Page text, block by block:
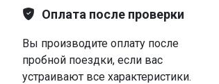
Оплата после проверки
Вы производите оплату после
пробной поездки, если вас
устраивают все характеристики.